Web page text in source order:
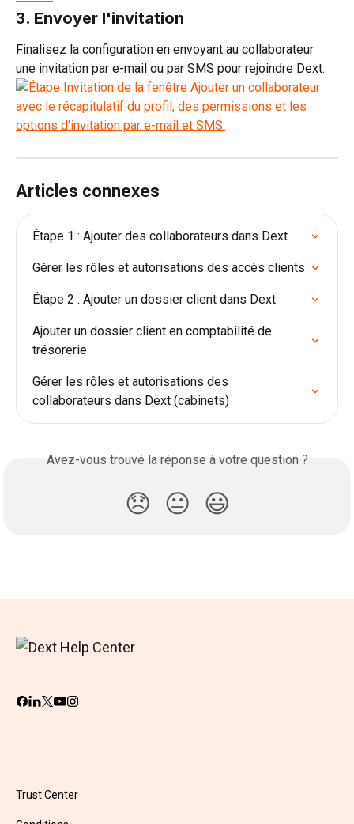
3. Envoyer l'invitation
Finalisez la configuration en envoyant au collaborateur
une invitation par e-mail ou par SMS pour rejoindre Dext.
Articles connexes
Étape 1 : Ajouter des collaborateurs dans Dext
Gérer les rôles et autorisations des accès clients
Étape 2 : Ajouter un dossier client dans Dext
Ajouter un dossier client en comptabilité de
trésorerie
Gérer les rôles et autorisations des
collaborateurs dans Dext (cabinets)
Avez-vous trouvé la réponse à votre question ?
😞 😐 😃
Trust Center